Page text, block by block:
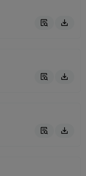
 
 
 